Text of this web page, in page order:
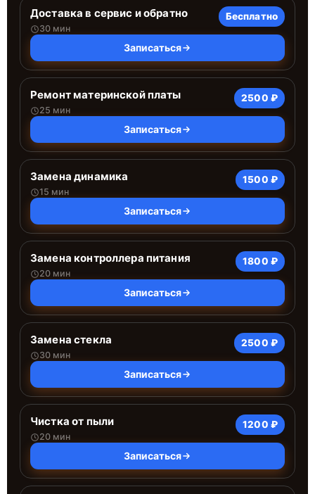
Доставка в сервис и обратно
30 мин
Бесплатно
Записаться
Ремонт материнской платы
25 мин
2500 ₽
Записаться
Замена динамика
15 мин
1500 ₽
Записаться
Замена контроллера питания
20 мин
1800 ₽
Записаться
Замена стекла
30 мин
2500 ₽
Записаться
Чистка от пыли
20 мин
1200 ₽
Записаться